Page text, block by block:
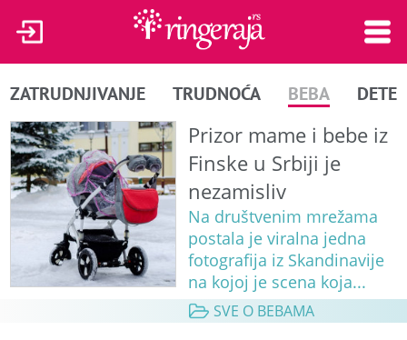
ZATRUDNJIVANJE TRUDNOĆA BEBA DETE
Prizor mame i bebe iz
Finske u Srbiji je
nezamisliv
Na društvenim mrežama
postala je viralna jedna
fotografija iz Skandinavije
na kojoj je scena koja...
SVE O BEBAMA